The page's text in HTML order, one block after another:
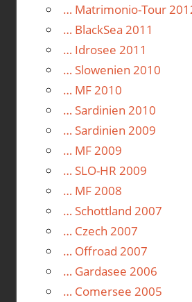
… Matrimonio-Tour
… BlackSea 2011
… Idrosee 2011
… Slowenien 2010
… MF 2010
… Sardinien 2010
… Sardinien 2009
… MF 2009
… SLO-HR 2009
… MF 2008
… Schottland 2007
… Czech 2007
… Offroad 2007
… Gardasee 2006
… Comersee 2005